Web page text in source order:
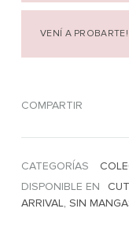
VENÍ A PROBARTE!
COMPARTIR
CATEGORÍAS
DISPONIBLE EN
ARRIVAL, SIN